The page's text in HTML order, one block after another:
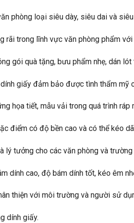
phòng loại siêu dày, siêu dai và
rãi trong lĩnh vực văn phòng phẩm
gói quà tặng, bưu phẩm nhẹ, dán lót
giấy đảm bảo được tình thẩm mỹ
họa tiết, mẫu vải trong quá trình ráp
điểm có độ bền cao và có thể kéo
lý tưởng cho các văn phòng và
dính cao, độ bám dính tốt, kéo êm
thiện với môi trường và người sử
dính giấy.